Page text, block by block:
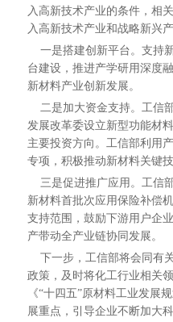
入高新技术产业的条件，相
入高新技术产业和战略新兴
一是搭建创新平台。支持
台建设，推进产学研用深度
新材料产业创新发展。
二是加大资金支持。工信
发展改革委设立新型功能材
主要投资方向。工信部利用
专项，积极推动新材料关键
三是促进推广应用。工信
新材料首批次应用保险补偿
支持范围，鼓励下游用户企
产带动全产业链协同发展。
下一步，工信部将会同有
政策，及时将化工行业相关
《“十四五”原材料工业发展
展重点，引导企业不断加大